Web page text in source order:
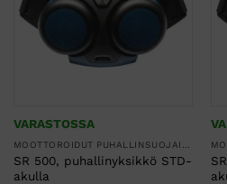
VARASTOSSA
SR 500, puhallinyksikkö STD-
akulla